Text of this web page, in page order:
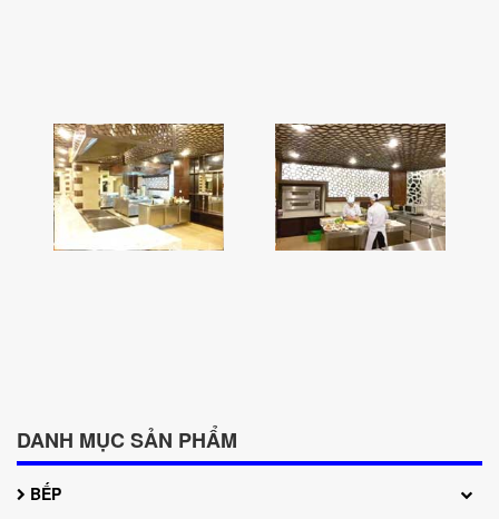
Hệ thống bếp 1 Hệ thống bếp 2
Hệ thống bếp 3
DANH MỤC SẢN PHẨM
BẾP